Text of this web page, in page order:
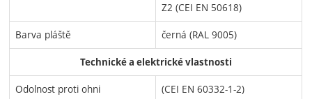
Z2 (CEI EN 50618)
Barva pláště černá (RAL 9005)
Technické a elektrické vlastnosti
Odolnost proti ohni (CEI EN 60332-1-2)